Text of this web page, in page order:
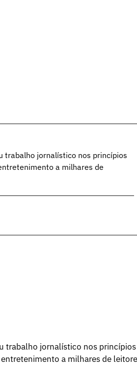
trabalho jornalístico nos princípios
a milhares de
trabalho jornalístico nos princípios
a milhares de